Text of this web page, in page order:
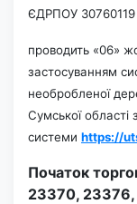
ЄДРПОУ 30760119
проводить «06»
застосуванням
необробленої
Сумської області
системи https://
Початок
23370, 23376,